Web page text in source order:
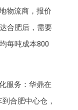
物流商，报价
合肥后，需要
每吨成本800
服务：华鼎在
合肥中心仓，